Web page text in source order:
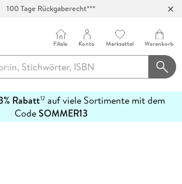
100 Tage Rückgaberecht***
Filiale Konto Merkzettel Warenkorb
Rabatt12auf viele Sortimente mit dem
CodeSOMMER13